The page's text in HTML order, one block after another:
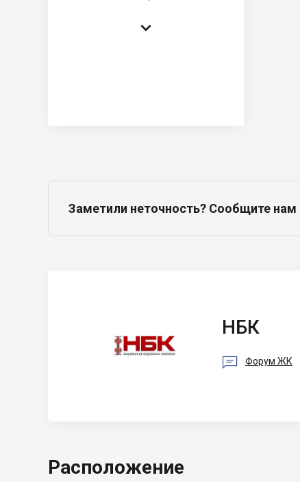

Заметили неточность? Сообщите нам
НБК
 Форум ЖК
Расположение